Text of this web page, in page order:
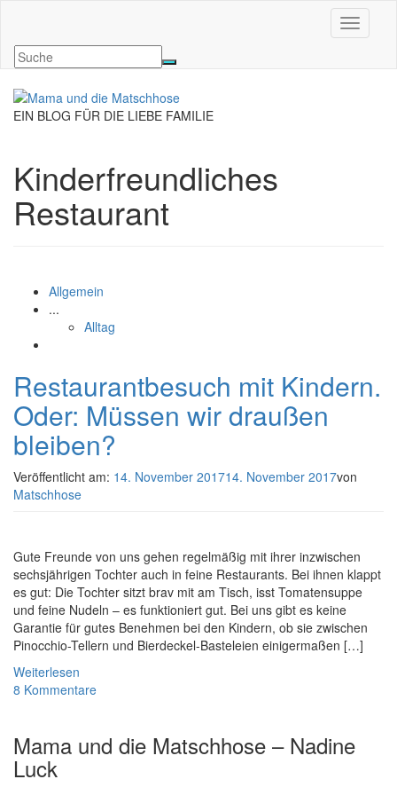
EIN BLOG FÜR DIE LIEBE FAMILIE
Kinderfreundliches
Restaurant
Allgemein
...
Alltag
Restaurantbesuch mit Kindern.
Oder: Müssen wir draußen
bleiben?
Veröffentlicht am: 14. November 201714. November 2017von
Matschhose
Gute Freunde von uns gehen regelmäßig mit ihrer inzwischen
sechsjährigen Tochter auch in feine Restaurants. Bei ihnen klappt
es gut: Die Tochter sitzt brav mit am Tisch, isst Tomatensuppe
und feine Nudeln – es funktioniert gut. Bei uns gibt es keine
Garantie für gutes Benehmen bei den Kindern, ob sie zwischen
Pinocchio-Tellern und Bierdeckel-Basteleien einigermaßen […]
Weiterlesen
8 Kommentare
Mama und die Matschhose – Nadine
Luck